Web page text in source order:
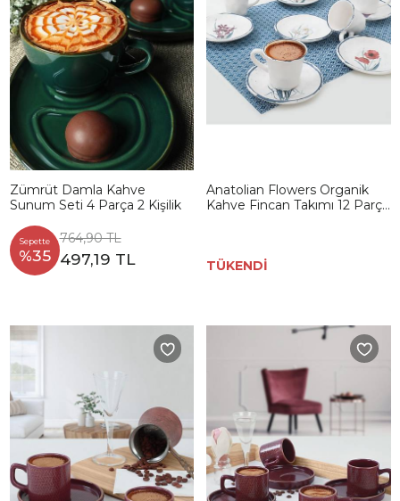
Zümrüt Damla Kahve
Sunum Seti 4 Parça 2 Kişilik
Sepette
%35
764,90 TL
497,19 TL
Anatolian Flowers Organik
Kahve Fincan Takımı 12 Parça
TÜKENDİ